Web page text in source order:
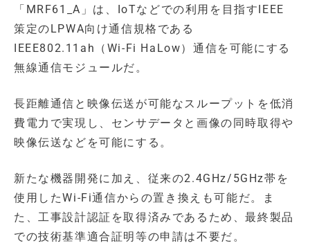
「MRF61_A」は、IoTなどでの利用を目指すIEEE
策定のLPWA向け通信規格である
IEEE802.11ah（Wi-Fi HaLow）通信を可能にする
無線通信モジュールだ。
長距離通信と映像伝送が可能なスループットを低消
費電力で実現し、センサデータと画像の同時取得や
映像伝送などを可能にする。
新たな機器開発に加え、従来の2.4GHz/5GHz帯を
使用したWi-Fi通信からの置き換えも可能だ。ま
た、工事設計認証を取得済みであるため、最終製品
での技術基準適合証明等の申請は不要だ。